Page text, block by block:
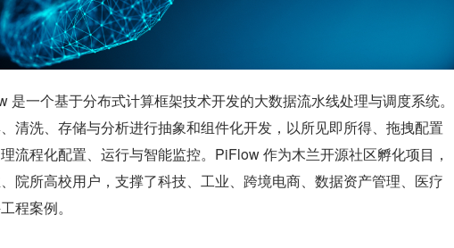
是一个基于分布式计算框架技术开发的大数据流水线处理与调度系统。
清洗、存储与分析进行抽象和组件化开发，以所见即所得、拖拽配置
流程化配置、运行与智能监控。PiFlow 作为木兰开源社区孵化项目，
院所高校用户，支撑了科技、工业、跨境电商、数据资产管理、医疗
程案例。